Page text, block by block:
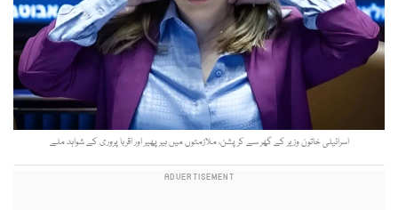
اسرائیلی خاتون وزیر کے گھر سے کرپشن، ملازمتوں میں ہیر پھیر اور اقربا پروری کے شواہد ملے